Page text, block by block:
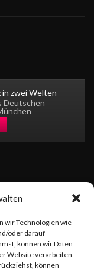
wir Technologien wie
oder darauf
können wir Daten
Website verarbeiten.
können
in zwei Welten
Deutschen